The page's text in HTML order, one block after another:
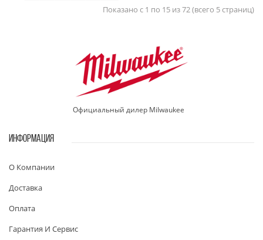
Показано с 1 по 15 из 72 (всего 5 страниц)
Официальный дилер Milwaukee
ИНФОРМАЦИЯ
О Компании
Доставка
Оплата
Гарантия И Сервис